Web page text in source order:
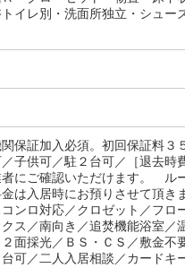
イレ別・洗面所独立・シュー
保証加入必須。初回保証料３
子供可／駐２台可／［退去
にご確認いただけます。 ル
金は入居時にお預りさせて
ンロ対応／クロゼット／フロ
ス／南向き／追焚機能浴室／
面採光／ＢＳ・ＣＳ／敷金不
可／二人入居相談／カードキ